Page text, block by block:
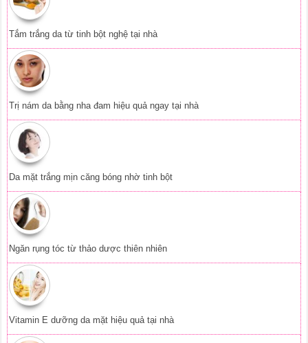
Tắm trắng da từ tinh bột nghệ tại nhà
Trị nám da bằng nha đam hiệu quả ngay tại nhà
Da mặt trắng mịn căng bóng nhờ tinh bột
Ngăn rụng tóc từ thảo dược thiên nhiên
Vitamin E dưỡng da mặt hiệu quả tại nhà